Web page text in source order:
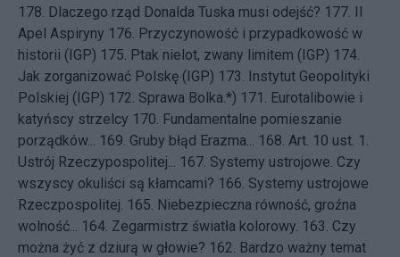
178. Dlaczego rząd Donalda Tuska musi odejść? 177. II
Apel Aspiryny 176. Przyczynowość i przypadkowość w
historii (IGP) 175. Ptak nielot, zwany limitem (IGP) 174.
Jak zorganizować Polskę (IGP) 173. Instytut Geopolityki
Polskiej (IGP) 172. Sprawa Bolka.*) 171. Eurotalibowie i
katyńscy strzelcy 170. Fundamentalne pomieszanie
porządków... 169. Gruby błąd Erazma... 168. Art. 10 ust. 1.
Ustrój Rzeczypospolitej... 167. Systemy ustrojowe. Czy
wszyscy okuliści są kłamcami? 166. Systemy ustrojowe
Rzeczpospolitej. 165. Niebezpieczna równość, groźna
wolność... 164. Zegarmistrz światła kolorowy. 163. Czy
można żyć z dziurą w głowie? 162. Bardzo ważny temat